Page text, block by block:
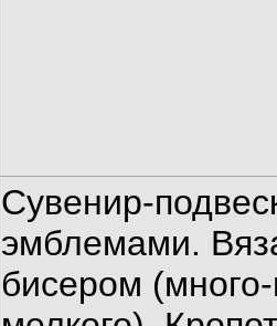
Сувенир-
эмблемами.
бисером